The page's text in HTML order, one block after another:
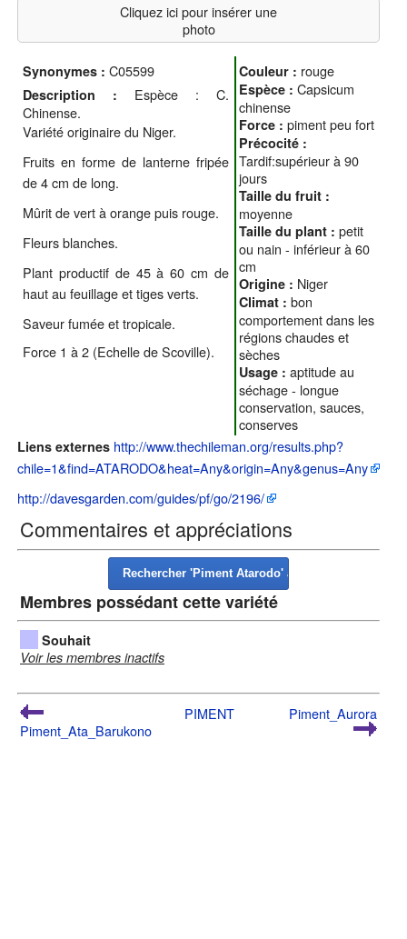
Cliquez ici pour insérer une
photo
Synonymes : C05599
Description : Espèce : C.
Chinense.
Variété originaire du Niger.
Fruits en forme de lanterne fripée
de 4 cm de long.
Mûrit de vert à orange puis rouge.
Fleurs blanches.
Plant productif de 45 à 60 cm de
haut au feuillage et tiges verts.
Saveur fumée et tropicale.
Force 1 à 2 (Echelle de Scoville).
Couleur : rouge
Espèce : Capsicum
chinense
Force : piment peu fort
Précocité :
Tardif:supérieur à 90
jours
Taille du fruit :
moyenne
Taille du plant : petit
ou nain - inférieur à 60
cm
Origine : Niger
Climat : bon
comportement dans les
régions chaudes et
sèches
Usage : aptitude au
séchage - longue
conservation, sauces,
conserves
Liens externes http://www.thechileman.org/results.php?
chile=1&find=ATARODO&heat=Any&origin=Any&genus=Any
http://davesgarden.com/guides/pf/go/2196/
Commentaires et appréciations
Membres possédant cette variété
Souhait
Voir les membres inactifs
Piment_Ata_Barukono
PIMENT Piment_Aurora